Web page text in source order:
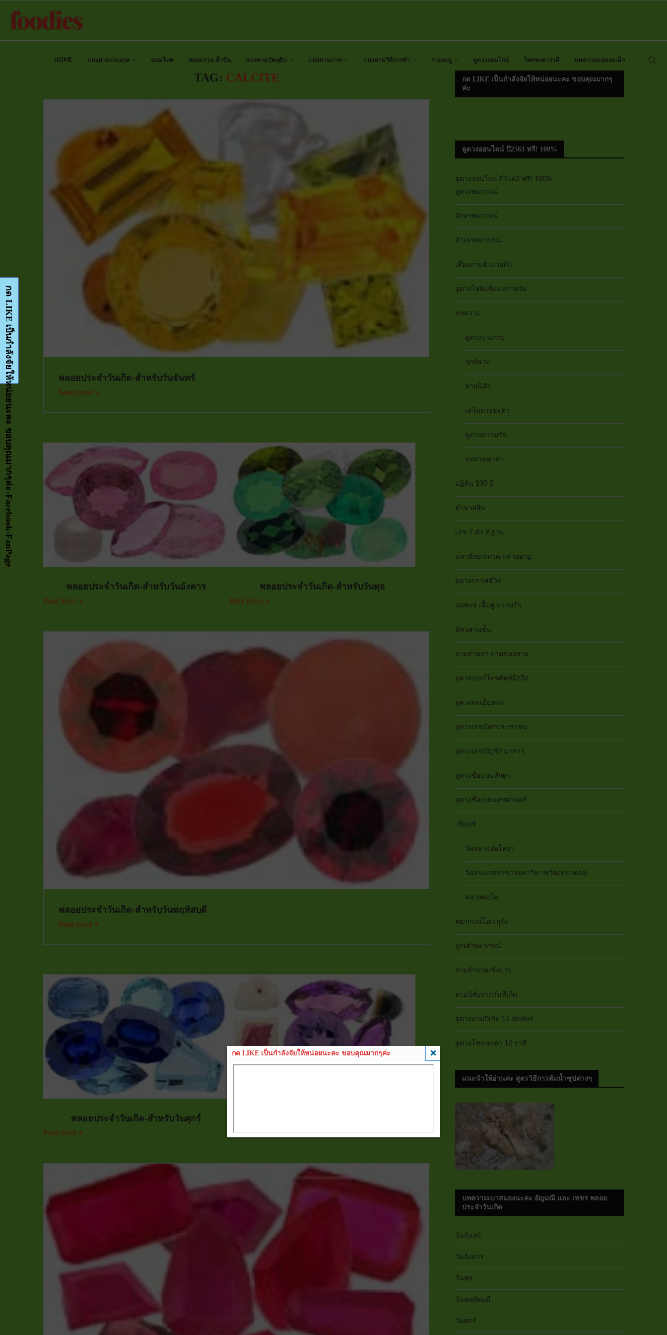
HOME แบ่งตามประเภท ขนมไทย ของหวาน-น้ำปั่น แบ่งตามวัตถุดิบ แบ่งตามภาค แบ่งตามวิธีการทำ รวมเมนู ดูดวงออนไลน์ โชคชะตาราศี บทความแม่และเด็ก
TAG: CALCITE
พลอยประจำวันเกิด-สำหรับวันจันทร์
Read more
พลอยประจำวันเกิด-สำหรับวันอังคาร
Read more
พลอยประจำวันเกิด-สำหรับวันพุธ
Read more
พลอยประจำวันเกิด-สำหรับวันพฤหัสบดี
Read more
พลอยประจำวันเกิด-สำหรับวันศุกร์
Read more Read more
กด LIKE เป็นกำลังจัยให้หน่อยนะคะ ขอบคุณมากๆ
ค่ะ
ดูดวงออนไลน์ ปี2563 ฟรี! 100%
ดูดวงออนไลน์ ปี2563 ฟรี! 100%
ดูดวงพยากรณ์
อักษรพยากรณ์
ตัวเลขพยากรณ์
เสี่ยงทายทำนายทัก
ดูดวงไพ่ยิปซีแบบรายวัน
บทความ
ดูดวงร่างกาย
ฤกษ์ยาม
ทายนิสัย
เสริมดวงชะตา
ดูดวงความรัก
บทสวดคาถา
ปฏิทิน 100 ปี
ทำนายฝัน
เลข 7 ตัว 9 ฐาน
มหาทักษาเทวดาเสวยอายุ
ดูดวงกราฟชีวิต
สมพงษ์ เนื้อคู่ ความรัก
ฉัตรสามชั้น
ยามสามตา ยามของหาย
ดูดวงเบอร์โทรศัพท์มือถือ
ดูดวงทะเบียนรถ
ดูดวงเลขบัตรประชาชน
ดูดวงเลขบัญชีธนาคาร
ดูดวงชื่อแบบทักษา
ดูดวงชื่อแบบเลขศาสตร์
เซียมซี
วัดหลวงพ่อโสธร
วัดสระเกศราชวรมหาวิหาร(วัดภูเขาทอง)
หลวงพ่อโต
พยากรณ์โอเรกุรัม
ลูกเต๋าพยากรณ์
ถามคำถามเซ้งปวย
ทายนิสัยจากวันที่เกิด
ดูดวงตามปีเกิด 12 นักษัตร
ดูดวงโชคชะตา 12 ราศี
แนะนำให้อ่านค่ะ สูตรวิธีการต้มน้ำซุปต่างๆ
บทความเบาสมองนะคะ อัญมณี และ เพชร พลอย
ประจำวันเกิด
วันจันทร์
วันอังคาร
วันพุธ
วันพฤหัสบดี
วันศุกร์
กด LIKE เป็นกำลังจัยให้หน่อยนะคะ ขอบคุณมากๆค่ะ-Facebook-FanPage
กด LIKE เป็นกำลังจัยให้หน่อยนะคะ ขอบคุณมากๆค่ะ